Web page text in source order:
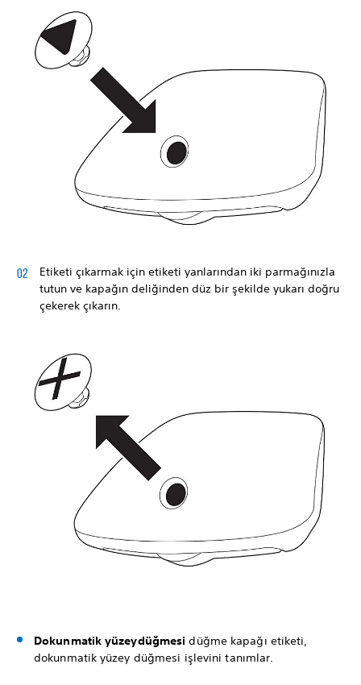
Etiketi çıkarmak için etiketi yanlarından iki parmağınızla
tutun ve kapağın deliğinden düz bir şekilde yukarı doğru
çekerek çıkarın.
Dokunmatik yüzeydüğmesidüğme kapağı etiketi,
dokunmatik yüzey düğmesi işlevini tanımlar.